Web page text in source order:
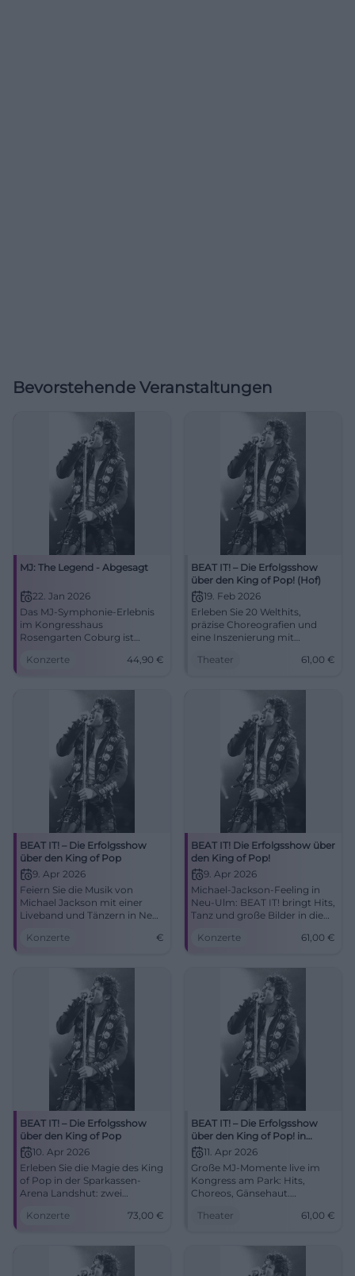
Bevorstehende Veranstaltungen
MJ: The Legend - Abgesagt
22. Jan 2026
Das MJ-Symphonie-Erlebnis
im Kongresshaus
Rosengarten Coburg ist
mit Orchester, Chor und
Erstattung an VVK-Stelle.
Konzerte 44,90 €
BEAT IT! – Die Erfolgsshow
über den King of Pop! (Hof)
19. Feb 2026
Erleben Sie 20 Welthits,
präzise Choreografien und
eine Inszenierung mit
Freiheitshalle Hof. Die
Sound und das Moonwalk-
Feeling machen BEAT IT! zum
unvergesslichen
Bühnenerlebnis.
Theater 61,00 €
BEAT IT! – Die Erfolgsshow
über den King of Pop
9. Apr 2026
Feiern Sie die Musik von
Michael Jackson mit einer
Liveband und Tänzern in Neu-
Show des King of Pop.
Konzerte €
BEAT IT! Die Erfolgsshow über
den King of Pop!
9. Apr 2026
Michael-Jackson-Feeling in
Neu-Ulm: BEAT IT! bringt Hits,
Tanz und große Bilder in die
09.04.2026 ab 20 Uhr, Tickets
#MichaelJackson
Konzerte 61,00 €
BEAT IT! – Die Erfolgsshow
über den King of Pop
10. Apr 2026
Erleben Sie die Magie des King
of Pop in der Sparkassen-
Arena Landshut: zwei
Moonwalk, Lichtshow und
10.04.2026, 20:00 Uhr, Tickets
ab 73 €. Gänsehaut garantiert
– jetzt sichern! #BeatItShow
Konzerte 73,00 €
BEAT IT! – Die Erfolgsshow
über den King of Pop! in
Augsburg
11. Apr 2026
Große MJ-Momente live im
Kongress am Park: Hits,
Choreos, Gänsehaut.
ab 61 €. Erlebe Popgeschichte
Platz! #Augsburg
Theater 61,00 €